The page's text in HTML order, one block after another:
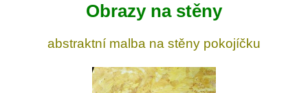
Obrazy na stěny
abstraktní malba na stěny pokojíčku